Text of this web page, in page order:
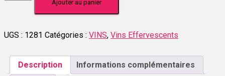
de
Alsace
Ajouter au panier
UGS : 1281 Catégories : VINS, Vins Effervescents
Description
Informations complémentaires